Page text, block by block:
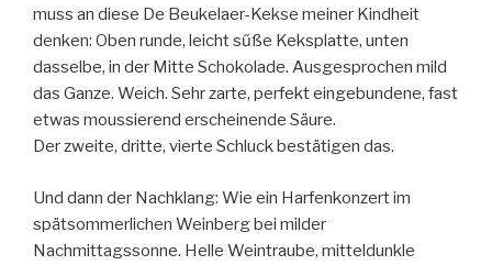
muss an diese De Beukelaer-Kekse meiner Kindheit
denken: Oben runde, leicht sűße Keksplatte, unten
dasselbe, in der Mitte Schokolade. Ausgesprochen mild
das Ganze. Weich. Sehr zarte, perfekt eingebundene, fast
etwas moussierend erscheinende Säure.
Der zweite, dritte, vierte Schluck bestätigen das.
Und dann der Nachklang: Wie ein Harfenkonzert im
spätsommerlichen Weinberg bei milder
Nachmittagssonne. Helle Weintraube, mitteldunkle